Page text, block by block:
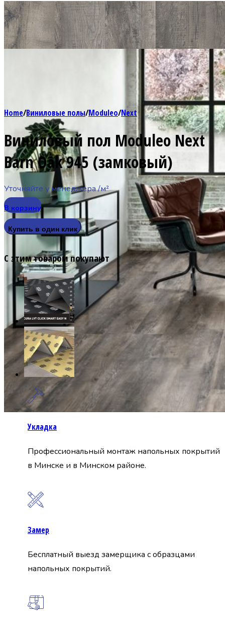
Home/Виниловые полы/Moduleo/Next
Виниловый пол Moduleo Next
Barn Oak 945 (замковый)
Уточняйте у менеджера/м²
В корзину
Купить в один клик
С этим товаром покупают
Укладка
Профессиональный монтаж напольных покрытий
в Минске и в Минском районе.
Замер
Бесплатный выезд замерщика с образцами
напольных покрытий.